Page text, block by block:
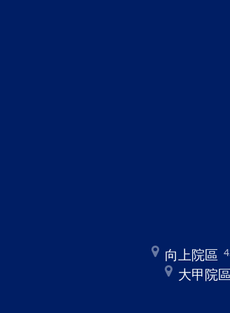
向上院區
大甲院區